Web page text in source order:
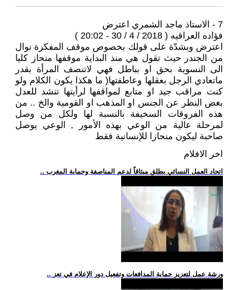
7 - الاستاذ ماجد الشمري اعترض
فؤاده العراقيه ( 2018 / 4 / 30 - 20:02 )
اعترض وبشدّة على قولك بخصوص موقف المفكرة نوال
من الجندر حيث تقول هي منذ البداية موقفها منحاز كليا
الى النسوية بحق او بباطل فهي لاتنصف المرأة بقدر
ماتعادي الرجل بعقلها وعاطفتها( ما هكذا يكون الكلام ولو
كنت مراقب جيد او متابع لمواقفها لرأيتها تنشد للعدل
بغض النظر عن الجنس او المذهب او القومية والخ .. من
هذه الفروقات السخيفة بالنسبة لها ولكل من وصل
لمرحلة عالية من الوعي بهذه الأمور , الوعي يوصل
صاحبة ليكون منحازا للإنسانية فقط
اخر الافلام
.. اتحاد العمل النسائي يطلق ميثاقاً لدعم المناصفة وحماية المغرب
.. ورشة عمل لتعزيز حماية المدافعات وتفعيل دور الإعلام في تعز